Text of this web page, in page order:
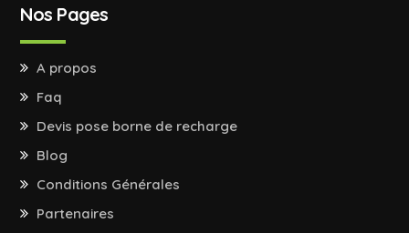
Nos Pages
A propos
Faq
Devis pose borne de recharge
Blog
Conditions Générales
Partenaires